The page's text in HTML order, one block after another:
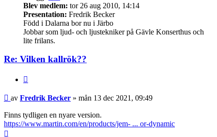
Blev medlem: tor 26 aug 2010, 14:14
Presentation: Fredrik Becker
Född i Dalarna bor nu i Järbo
Jobbar som ljud- och ljustekniker på Gävle Konserthus och
lite frilans.
Re: Vilken kallrök??
Inlägg
av Fredrik Becker » mån 13 dec 2021, 09:49
Finns tydligen en nyare version.
https://www.martin.com/en/products/jem- ... or-dynamic